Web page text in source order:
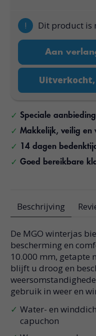
! Dit product is
Aan
Speciale
Makkelijk, veilig en
14 dagen
Goed bereikbare
Beschrijving
De MGO winterjas
bescherming en
10.000 mm, getapte
blijft u droog en
gebruik in weer en
Water- en
capuchon